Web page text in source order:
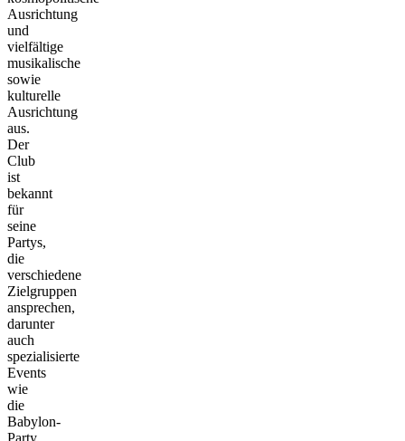
Ausrichtung
und
vielfältige
musikalische
sowie
kulturelle
Ausrichtung
aus.
Der
Club
ist
bekannt
für
seine
Partys,
die
verschiedene
Zielgruppen
ansprechen,
darunter
auch
spezialisierte
Events
wie
die
Babylon-